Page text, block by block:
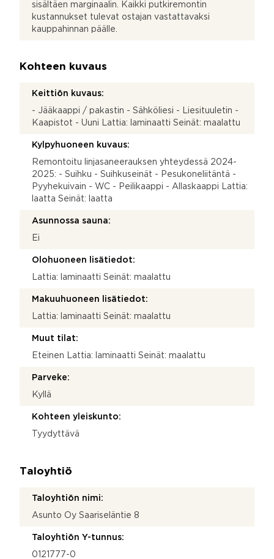
sisältäen marginaalin. Kaikki putkiremontin
kustannukset tulevat ostajan vastattavaksi
kauppahinnan päälle.
Kohteen kuvaus
Keittiön kuvaus:
- Jääkaappi / pakastin - Sähköliesi - Liesituuletin -
Kaapistot - Uuni Lattia: laminaatti Seinät: maalattu
Kylpyhuoneen kuvaus:
Remontoitu linjasaneerauksen yhteydessä 2024-
2025: - Suihku - Suihkuseinät - Pesukoneliitäntä -
Pyyhekuivain - WC - Peilikaappi - Allaskaappi Lattia:
laatta Seinät: laatta
Asunnossa sauna:
Ei
Olohuoneen lisätiedot:
Lattia: laminaatti Seinät: maalattu
Makuuhuoneen lisätiedot:
Lattia: laminaatti Seinät: maalattu
Muut tilat:
Eteinen Lattia: laminaatti Seinät: maalattu
Parveke:
Kyllä
Kohteen yleiskunto:
Tyydyttävä
Taloyhtiö
Taloyhtiön nimi:
Asunto Oy Saariseläntie 8
Taloyhtiön Y-tunnus:
0121777-0